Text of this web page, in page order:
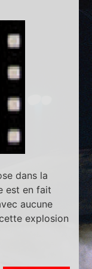
dans la
est en fait
aucune
explosion